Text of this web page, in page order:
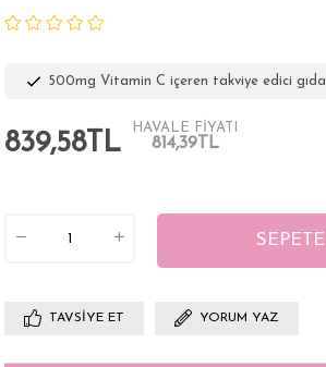
500mg Vitamin C içeren takviye edici gıda
839,58TL
HAVALE FİYATI
814,39TL
TAVSIYE ET YORUM YAZ